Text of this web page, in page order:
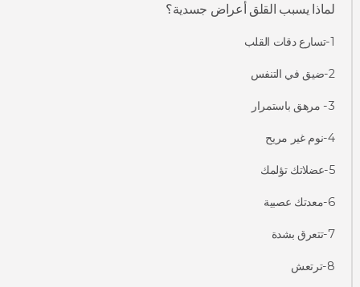
لماذا يسبب القلق أعراض جسدية؟
1-تسارع دقات القلب
2-ضيق في التنفس
3- مرهق باستمرار
4-نوم غير مريح
5-عضلاتك تؤلمك
6-معدتك عصبية
7-تتعرق بشدة
8-ترتعش